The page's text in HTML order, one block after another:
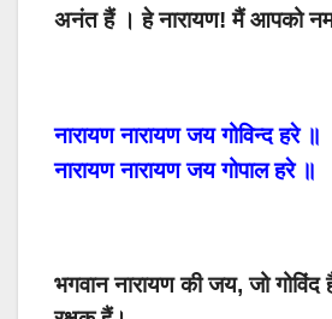
अनंत हैं ।हे नारायण!मैं आपको
नारायण नारायण जय गोविन्द हरे ॥
नारायण नारायण जय गोपाल हरे ॥
भगवान नारायण की जय, जो